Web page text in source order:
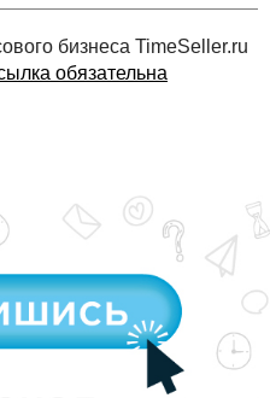
бизнеса TimeSeller.ru
обязательна